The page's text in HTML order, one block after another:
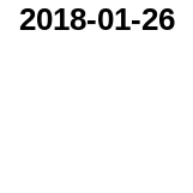
2018-01-26